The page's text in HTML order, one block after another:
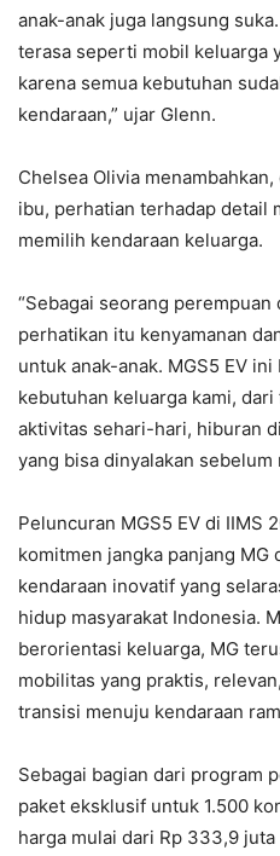
anak-anak juga langsung
terasa seperti mobil keluarga
karena semua kebutuhan
kendaraan,” ujar Glenn.
Chelsea Olivia
ibu, perhatian terhadap detail
memilih kendaraan keluarga.
“Sebagai seorang perempuan
perhatikan itu kenyamanan
untuk anak-anak. MGS5 EV
kebutuhan keluarga kami,
aktivitas sehari-hari, hiburan
yang bisa dinyalakan sebelum
Peluncuran MGS5 EV di IIMS
komitmen jangka panjang MG
kendaraan inovatif yang
hidup masyarakat Indonesia.
berorientasi keluarga, MG
mobilitas yang praktis,
transisi menuju kendaraan
Sebagai bagian dari program
paket eksklusif untuk 1.500
harga mulai dari Rp 333,9